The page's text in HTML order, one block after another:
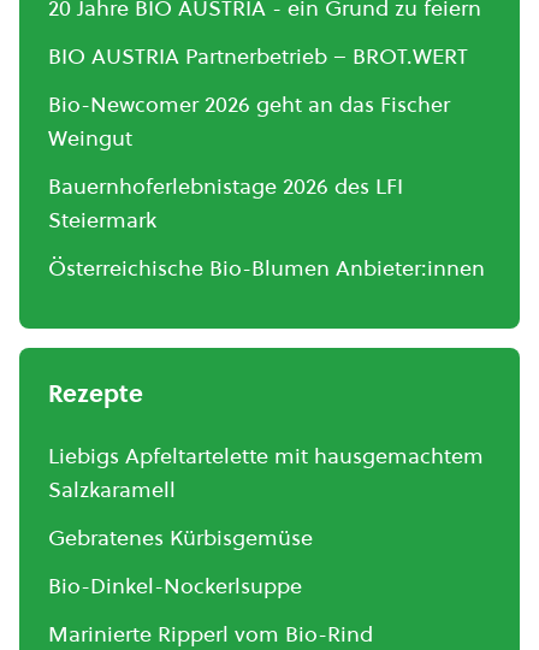
20 Jahre BIO AUSTRIA - ein Grund zu feiern
BIO AUSTRIA Partnerbetrieb – BROT.WERT
Bio-Newcomer 2026 geht an das Fischer
Weingut
Bauernhoferlebnistage 2026 des LFI
Steiermark
Österreichische Bio-Blumen Anbieter:innen
Rezepte
Liebigs Apfeltartelette mit hausgemachtem
Salzkaramell
Gebratenes Kürbisgemüse
Bio-Dinkel-Nockerlsuppe
Marinierte Ripperl vom Bio-Rind